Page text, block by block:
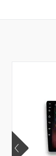
Сравнение